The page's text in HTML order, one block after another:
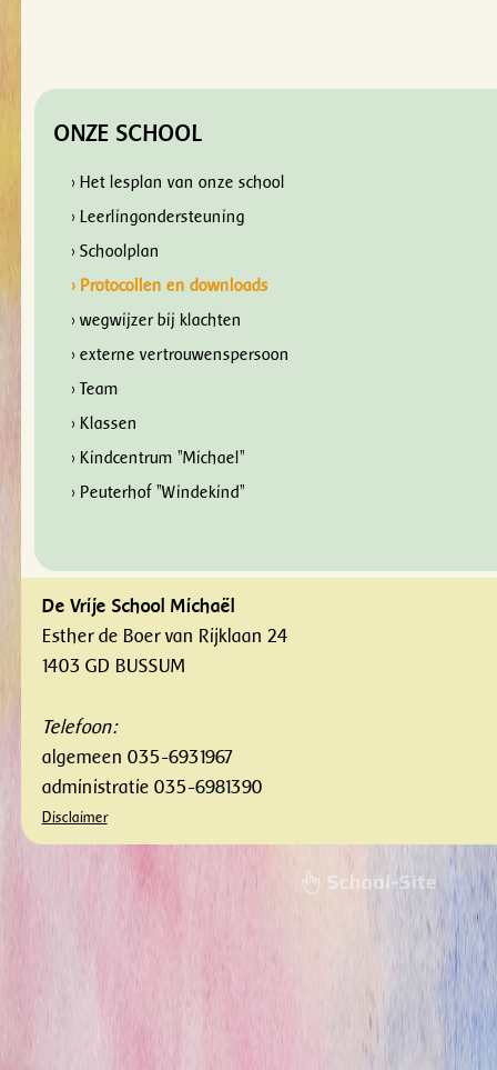
ONZE SCHOOL
› Het lesplan van onze school
› Leerlingondersteuning
› Schoolplan
› Protocollen en downloads
› wegwijzer bij klachten
› externe vertrouwenspersoon
› Team
› Klassen
› Kindcentrum "Michael"
› Peuterhof "Windekind"
De Vrije School Michaël
Esther de Boer van Rijklaan 24
1403 GD BUSSUM
Telefoon:
algemeen 035-6931967
administratie 035-6981390
Disclaimer